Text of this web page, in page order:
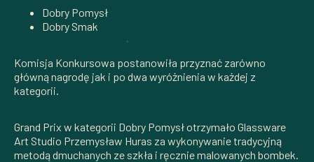
Dobry Pomysł
Dobry Smak
Komisja Konkursowa postanowiła przyznać zarówno
główną nagrodę jak i po dwa wyróżnienia w każdej z
kategorii.
Grand Prix w kategorii Dobry Pomysł otrzymało Glassware
Art Studio Przemysław Huras za wykonywanie tradycyjną
metodą dmuchanych ze szkła i ręcznie malowanych bombek.